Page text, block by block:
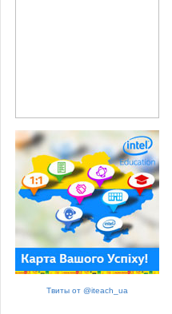
Твиты от @iteach_ua